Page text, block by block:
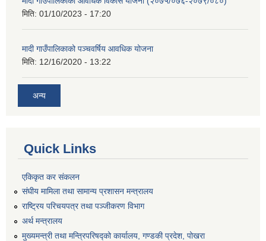
मिति: 01/10/2023 - 17:20
मादी गाउँपालिकाको पञ्चवर्षिय आवधिक योजना
मिति: 12/16/2020 - 13:22
अन्य
Quick Links
एकिकृत कर संकलन
संघीय मामिला तथा सामान्य प्रशासन मन्त्रालय
राष्ट्रिय परिचयपत्र तथा पञ्जीकरण विभाग
अर्थ मन्त्रालय
मुख्यमन्त्री तथा मन्त्रिपरिषद्को कार्यालय, गण्डकी प्रदेश, पोखरा